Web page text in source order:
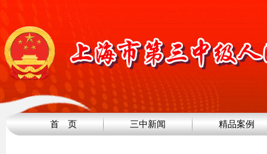
首 页 三中新闻 精品案例